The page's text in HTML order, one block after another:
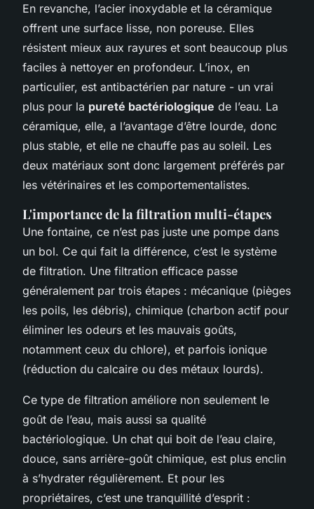
En revanche, l’acier inoxydable et la céramique
offrent une surface lisse, non poreuse. Elles
résistent mieux aux rayures et sont beaucoup plus
faciles à nettoyer en profondeur. L’inox, en
particulier, est antibactérien par nature - un vrai
plus pour la pureté bactériologique de l’eau. La
céramique, elle, a l’avantage d’être lourde, donc
plus stable, et elle ne chauffe pas au soleil. Les
deux matériaux sont donc largement préférés par
les vétérinaires et les comportementalistes.
L'importance de la filtration multi-étapes
Une fontaine, ce n’est pas juste une pompe dans
un bol. Ce qui fait la différence, c’est le système
de filtration. Une filtration efficace passe
généralement par trois étapes : mécanique (pièges
les poils, les débris), chimique (charbon actif pour
éliminer les odeurs et les mauvais goûts,
notamment ceux du chlore), et parfois ionique
(réduction du calcaire ou des métaux lourds).
Ce type de filtration améliore non seulement le
goût de l’eau, mais aussi sa qualité
bactériologique. Un chat qui boit de l’eau claire,
douce, sans arrière-goût chimique, est plus enclin
à s’hydrater régulièrement. Et pour les
propriétaires, c’est une tranquillité d’esprit :